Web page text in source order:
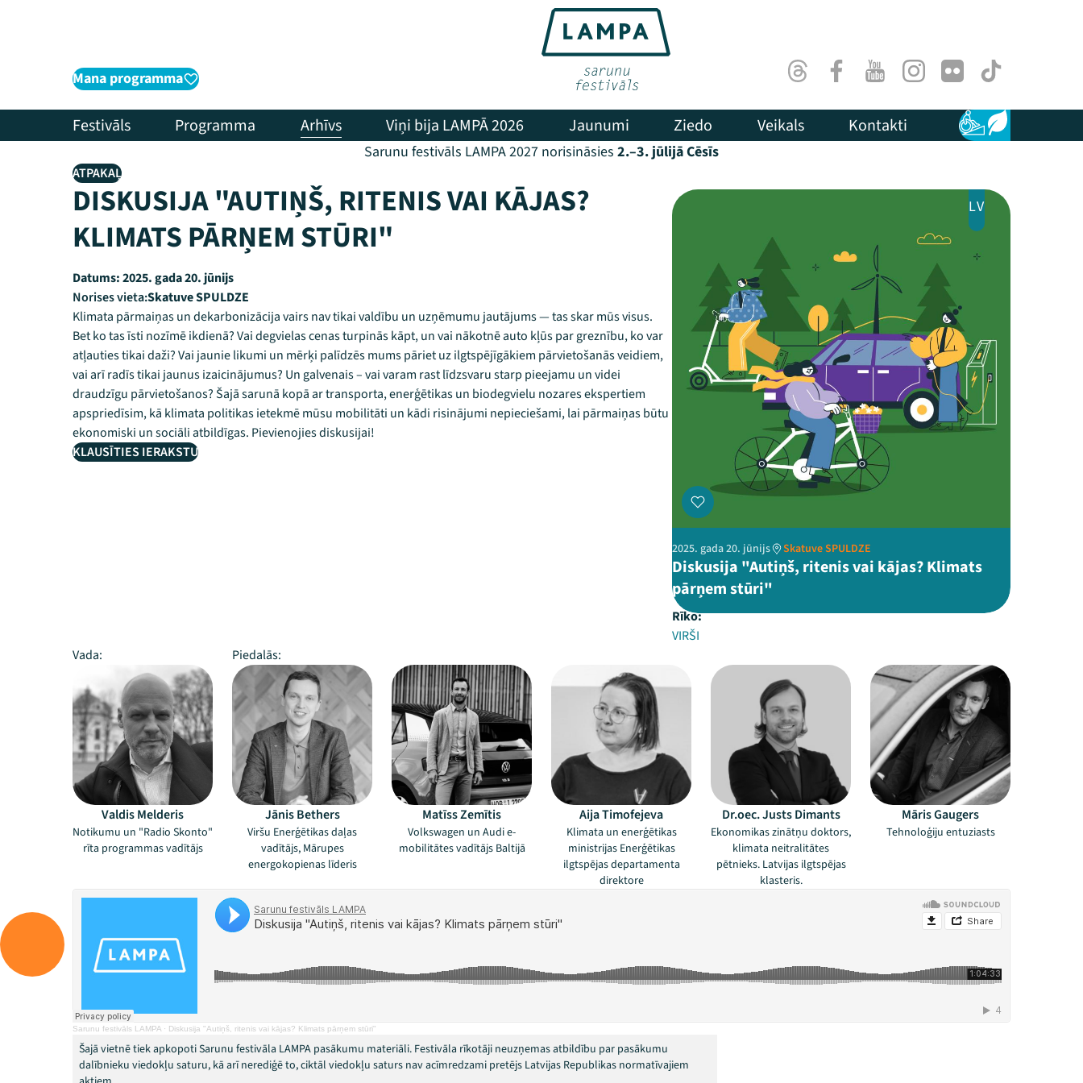
Mana programma ThreadsFacebookYoutubeInstagram
Flick TikTok
Festivāls Programma Arhīvs Viņi bija LAMPĀ 2026 Jaunumi Ziedo Veikals Kontakti Pieejamība
Ilgtspēja
Sarunu festivāls LAMPA 2027 norisināsies 2.–3. jūlijā Cēsīs
ATPAKAĻ
DISKUSIJA "AUTIŅŠ, RITENIS VAI KĀJAS?
KLIMATS PĀRŅEM STŪRI"
Datums:2025. gada 20. jūnijs
Norises vieta:Skatuve SPULDZE
Klimata pārmaiņas un dekarbonizācija vairs nav tikai valdību un uzņēmumu jautājums — tas skar mūs visus.
Bet ko tas īsti nozīmē ikdienā? Vai degvielas cenas turpinās kāpt, un vai nākotnē auto kļūs par greznību, ko var
atļauties tikai daži? Vai jaunie likumi un mērķi palīdzēs mums pāriet uz ilgtspējīgākiem pārvietošanās veidiem,
vai arī radīs tikai jaunus izaicinājumus? Un galvenais – vai varam rast līdzsvaru starp pieejamu un videi
draudzīgu pārvietošanos? Šajā sarunā kopā ar transporta, enerģētikas un biodegvielu nozares ekspertiem
apspriedīsim, kā klimata politikas ietekmē mūsu mobilitāti un kādi risinājumi nepieciešami, lai pārmaiņas būtu
ekonomiski un sociāli atbildīgas. Pievienojies diskusijai!
KLAUSĪTIES IERAKSTU
LV
2025. gada 20. jūnijs Skatuve SPULDZE
Diskusija "Autiņš, ritenis vai kājas? Klimats
pārņem stūri"
Rīko:
VIRŠI
Vada:
Piedalās:
Valdis Melderis
Notikumu un "Radio Skonto"
rīta programmas vadītājs
Jānis Bethers
Viršu Enerģētikas daļas
vadītājs, Mārupes
energokopienas līderis
Matīss Zemītis
Volkswagen un Audi e-
mobilitātes vadītājs Baltijā
Aija Timofejeva
Klimata un enerģētikas
ministrijas Enerģētikas
ilgtspējas departamenta
direktore
Dr.oec. Justs Dimants
Ekonomikas zinātņu doktors,
klimata neitralitātes
pētnieks. Latvijas ilgtspējas
klasteris.
Māris Gaugers
Tehnoloģiju entuziasts
Sarunu festivāls LAMPA · Diskusija "Autiņš, ritenis vai kājas? Klimats pārņem stūri"
Šajā vietnē tiek apkopoti Sarunu festivāla LAMPA pasākumu materiāli. Festivāla rīkotāji neuzņemas atbildību par pasākumu
dalībnieku viedokļu saturu, kā arī nerediģē to, ciktāl viedokļu saturs nav acīmredzami pretējs Latvijas Republikas normatīvajiem